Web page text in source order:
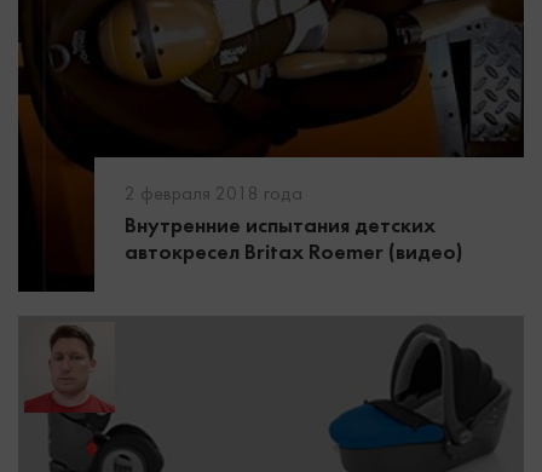
2 февраля 2018 года
Внутренние испытания детских
автокресел Britax Roemer (видео)